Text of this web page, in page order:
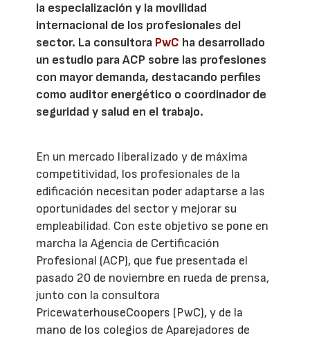
la especialización y la movilidad
internacional de los profesionales del
sector. La consultora PwC ha desarrollado
un estudio para ACP sobre las profesiones
con mayor demanda, destacando perfiles
como auditor energético o coordinador de
seguridad y salud en el trabajo.
En un mercado liberalizado y de máxima
competitividad, los profesionales de la
edificación necesitan poder adaptarse a las
oportunidades del sector y mejorar su
empleabilidad. Con este objetivo se pone en
marcha la Agencia de Certificación
Profesional (ACP), que fue presentada el
pasado 20 de noviembre en rueda de prensa,
junto con la consultora
PricewaterhouseCoopers (PwC), y de la
mano de los colegios de Aparejadores de